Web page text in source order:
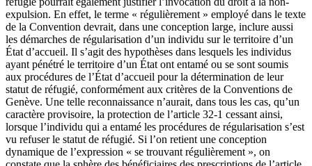
expulsion. En effet, le terme « régulièrement » employé dans le texte
de la Convention devrait, dans une conception large, inclure aussi
les démarches de régularisation d’un individu sur le territoire d’un
État d’accueil. Il s’agit des hypothèses dans lesquels les individus
ayant pénétré le territoire d’un État ont entamé ou se sont soumis
aux procédures de l’État d’accueil pour la détermination de leur
statut de réfugié, conformément aux critères de la Conventions de
Genève. Une telle reconnaissance n’aurait, dans tous les cas, qu’un
caractère provisoire, la protection de l’article 32-1 cessant ainsi,
lorsque l’individu qui a entamé les procédures de régularisation s’est
vu refuser le statut de réfugié. Si l’on retient une conception
dynamique de l’expression « se trouvant régulièrement », on